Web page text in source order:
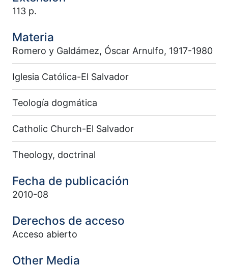
113 p.
Materia
Romero y Galdámez, Óscar Arnulfo, 1917-1980
Iglesia Católica-El Salvador
Teología dogmática
Catholic Church-El Salvador
Theology, doctrinal
Fecha de publicación
2010-08
Derechos de acceso
Acceso abierto
Other Media